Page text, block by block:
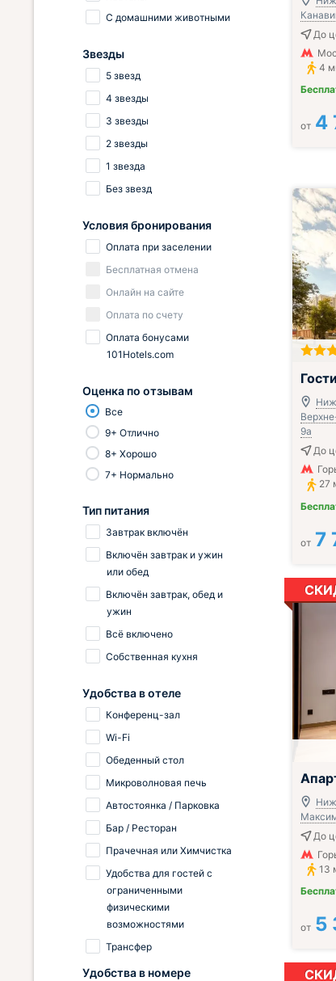
До
4
от 4
Завтрак
9а
До
27
от 7
До
13
от 5
С домашними животными
Звезды
5 звезд
4 звезды
3 звезды
2 звезды
1 звезда
Без звезд
Условия бронирования
Оплата при заселении
Бесплатная отмена
Онлайн на сайте
Оплата по счету
Оплата бонусами
101Hotels.com
Оценка по отзывам
Все
9+ Отлично
8+ Хорошо
7+ Нормально
Тип питания
Завтрак включён
Включён завтрак и ужин
или обед
Включён завтрак, обед и
ужин
Всё включено
Собственная кухня
Удобства в отеле
Конференц-зал
Wi-Fi
Обеденный стол
Микроволновая печь
Автостоянка / Парковка
Бар / Ресторан
Прачечная или Химчистка
Удобства для гостей с
ограниченными
физическими
возможностями
Трансфер
Удобства в номере